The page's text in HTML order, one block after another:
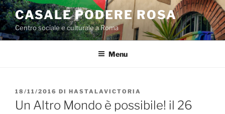
Salta
al
contenuto
CASALE PODERE ROSA
Centro sociale e culturale a Roma
Menu
PUBBLICATO
IL
18/11/2016 DI HASTALAVICTORIA
Un Altro Mondo è possibile! il 26